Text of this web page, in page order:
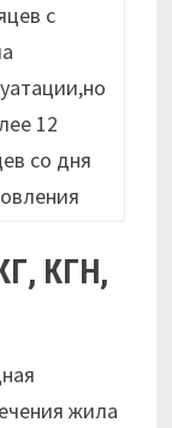
с
12
cо дня
КГН,
жила